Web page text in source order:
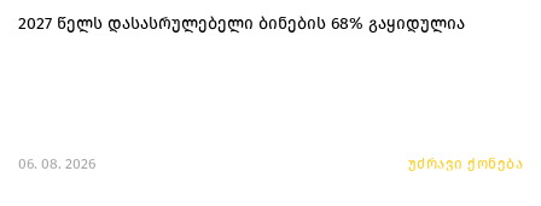
2027 წელს დასასრულებელი ბინების 68% გაყიდულია
06. 08. 2026 უძრავი ქონება